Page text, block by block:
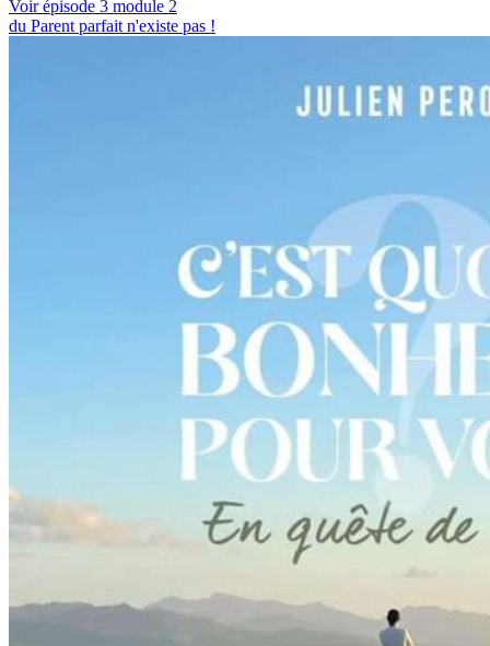
Voir épisode 3 module 2
du Parent parfait n'existe pas !